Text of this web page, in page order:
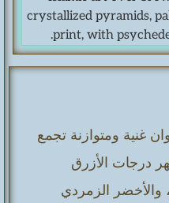
غنية ومتوازنة تجمع
درجات الأزرق
والأخضر الزمردي